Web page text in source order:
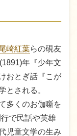
尾崎紅葉らの硯友
年『少年文
おとぎ話『こが
とされる。
多くのお伽噺を
で民話や英雄
児童文学の生み